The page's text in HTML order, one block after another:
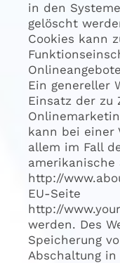
in den
gelöscht
Cookies kann
Ein genereller
Einsatz der zu
kann bei einer
allem im Fall
amerikanische
http://
EU-Seite
http://
werden. Des
Speicherung
Abschaltung